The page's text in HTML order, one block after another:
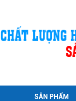
SẢN PHẨM